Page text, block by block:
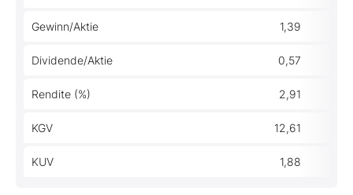
Gewinn/Aktie 1,39
Dividende/Aktie 0,57
Rendite (%) 2,91
KGV 12,61
KUV 1,88